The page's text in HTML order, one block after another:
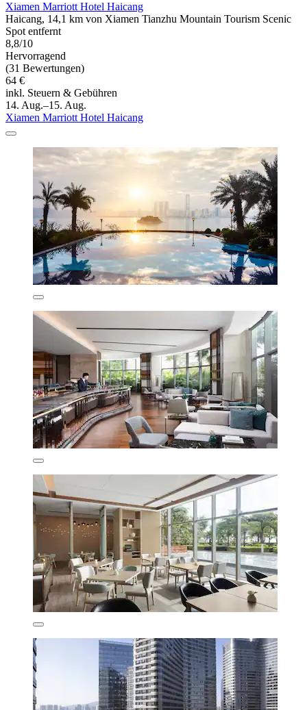
Xiamen Marriott Hotel Haicang
Haicang, 14,1 km von Xiamen Tianzhu Mountain Tourism Scenic
Spot entfernt
8,8/10
Hervorragend
(31 Bewertungen)
64 €
inkl. Steuern & Gebühren
14. Aug.–15. Aug.
Xiamen Marriott Hotel Haicang